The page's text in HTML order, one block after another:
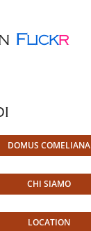
FlickR
DOMUS COMELIANA
CHI SIAMO
LOCATION